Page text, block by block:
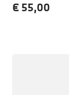
€ 55,00